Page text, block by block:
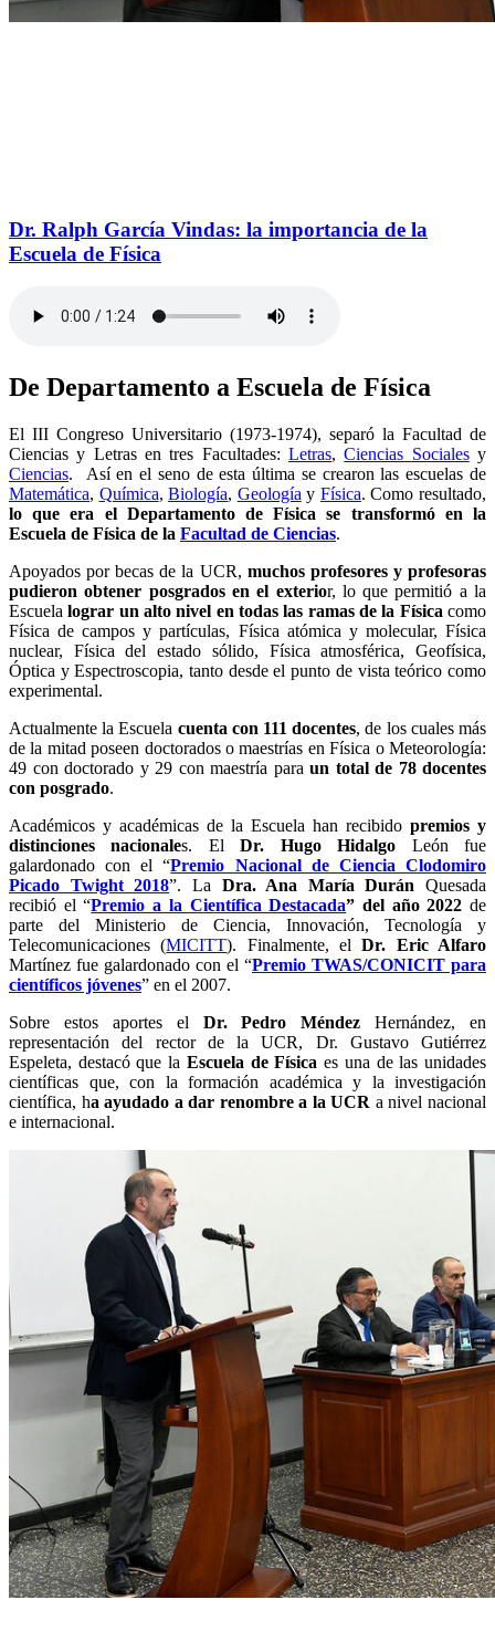
Dr. Ralph García Vindas: la importancia de la
Escuela de Física
De Departamento a Escuela de Física
El III Congreso Universitario (1973-1974), separó la Facultad de
Ciencias y Letras en tres Facultades: Letras,Ciencias Socialesy
Ciencias. Así en el seno de esta última se crearon las escuelas de
Matemática, Química,Biología, Geología y Física. Como resultado,
lo que era el Departamento de Física se transformó en la
Escuela de Física de la Facultad de Ciencias.
Apoyados por becas de la UCR, muchos profesores y profesoras
pudieron obtener posgrados en el exterior, lo que permitió a la
Escuelalograr un alto nivel en todas las ramas de la Física como
Física de campos y partículas, Física atómica y molecular, Física
nuclear, Física del estado sólido, Física atmosférica, Geofísica,
Óptica y Espectroscopia, tanto desde el punto de vista teórico como
experimental.
Actualmente la Escuela cuenta con 111 docentes, de los cuales más
de la mitad poseen doctorados o maestrías en Física o Meteorología:
49 con doctorado y 29 con maestría para un total de 78 docentes
con posgrado.
Académicos y académicas de la Escuela han recibido premios y
distinciones nacionales. ElDr. Hugo Hidalgo León fue
galardonado con el “Premio Nacional de Ciencia Clodomiro
Picado Twight 2018”. La Dra. Ana María Durán Quesada
recibió el “Premio a la Científica Destacada” del año 2022 de
parte del Ministerio de Ciencia, Innovación, Tecnología y
Telecomunicaciones (MICITT). Finalmente, elDr. Eric Alfaro
Martínez fue galardonado con el “Premio TWAS/CONICIT para
científicos jóvenes” en el 2007.
Sobre estos aportes el Dr. Pedro Méndez Hernández, en
representación del rector de la UCR, Dr. Gustavo Gutiérrez
Espeleta, destacó que la Escuela de Física es una de las unidades
científicas que, con la formación académica y la investigación
científica, ha ayudado a dar renombre a la UCR a nivel nacional
e internacional.